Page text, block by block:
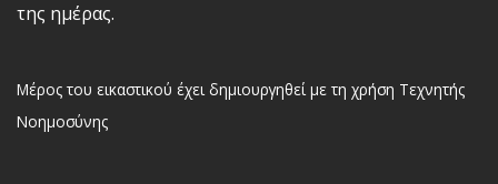
Ελληνικά
της ημέρας.
Μέρος του εικαστικού έχει δημιουργηθεί με τη χρήση Τεχνητής
Νοημοσύνης